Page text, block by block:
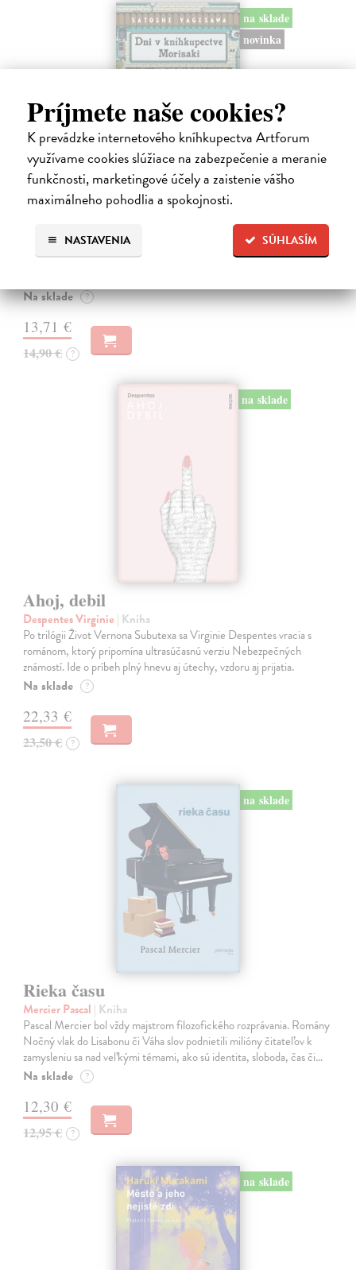
Príjmete naše cookies?
K prevádzke internetového kníhkupectva Artforum
využívame cookies slúžiace na zabezpečenie a meranie
funkčnosti, marketingové účely a zaistenie vášho
maximálneho pohodlia a spokojnosti.
SÚHLASÍM
NASTAVENIA
na sklade
novinka
Dni v kníhkupectve Morisaki
Dvadsaťpäťročná Takako si žila pomerne bezstarostne až do dňa, keď
jej priateľ Hideaki, za ktorého sa chcela vydať, len tak mimochodom
Na sklade ?
13,71 €
14,90 € ?
na sklade
Ahoj, debil
Despentes Virginie | Kniha
Po trilógii Život Vernona Subutexa sa Virginie Despentes vracia s
románom, ktorý pripomína ultrasúčasnú verziu Nebezpečných
známostí. Ide o príbeh plný hnevu aj útechy, vzdoru aj prijatia.
Na sklade ?
22,33 €
23,50 € ?
na sklade
Rieka času
Mercier Pascal | Kniha
Pascal Mercier bol vždy majstrom filozofického rozprávania. Romány
Nočný vlak do Lisabonu či Váha slov podnietili milióny čitateľov k
zamysleniu sa nad veľkými témami, ako sú identita, sloboda, čas či…
Na sklade ?
12,30 €
12,95 € ?
na sklade